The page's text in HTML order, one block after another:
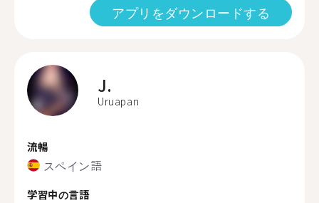
アプリをダウンロードする
J.
Uruapan
流暢
スペイン語
学習中の言語